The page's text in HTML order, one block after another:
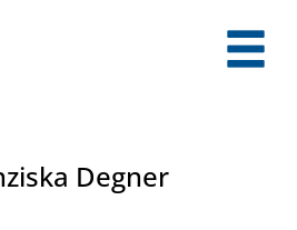
Degner